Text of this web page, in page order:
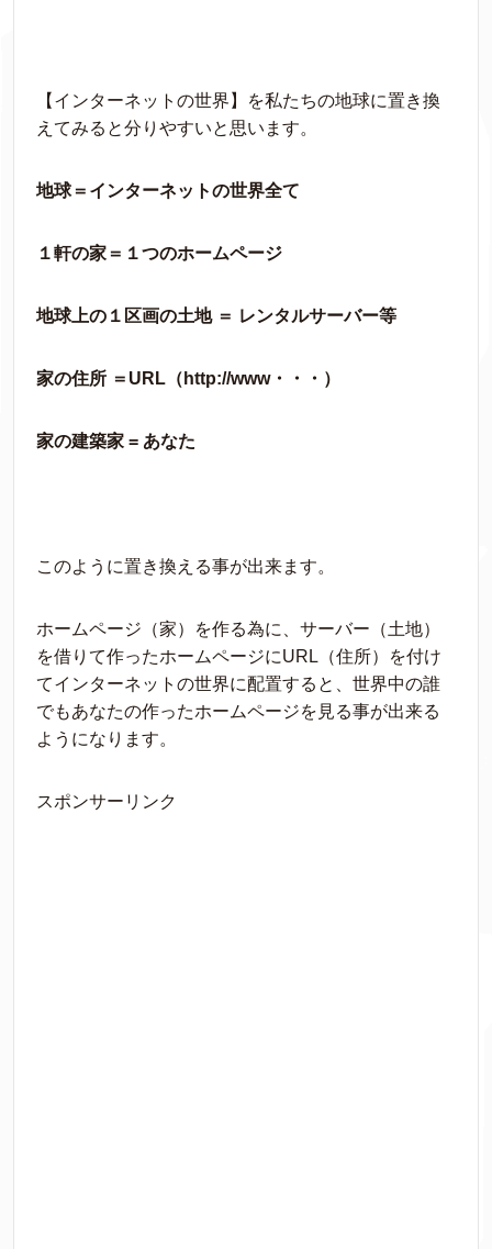
【インターネットの世界】を私たちの地球に置き換
えてみると分りやすいと思います。
地球＝インターネットの世界全て
１軒の家＝１つのホームページ
地球上の１区画の土地 ＝ レンタルサーバー等
家の住所 ＝URL（http://www・・・）
家の建築家 = あなた
このように置き換える事が出来ます。
ホームページ（家）を作る為に、サーバー（土地）
を借りて作ったホームページにURL（住所）を付け
てインターネットの世界に配置すると、世界中の誰
でもあなたの作ったホームページを見る事が出来る
ようになります。
スポンサーリンク